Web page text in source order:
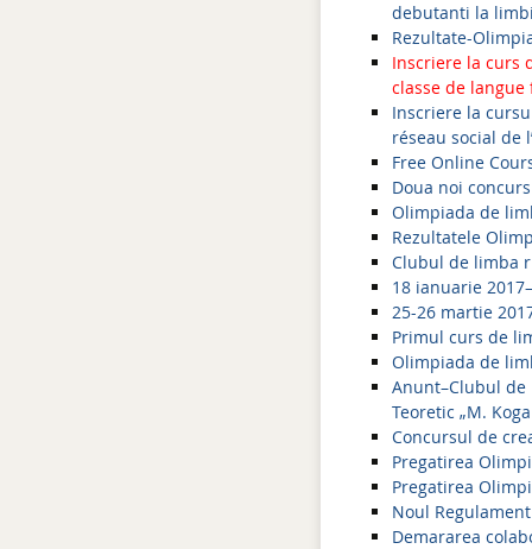
debutanti la
Rezultate-
Inscriere la curs
classe de
Inscriere la
réseau social de
Free Online
Doua noi
Olimpiada de
Rezultatele
Clubul de limba
18 ianuarie
25-26 martie
Primul curs de
Olimpiada de
Anunt–Clubul de
Teoretic „M.
Concursul de
Pregatirea
Pregatirea
Noul
Demararea